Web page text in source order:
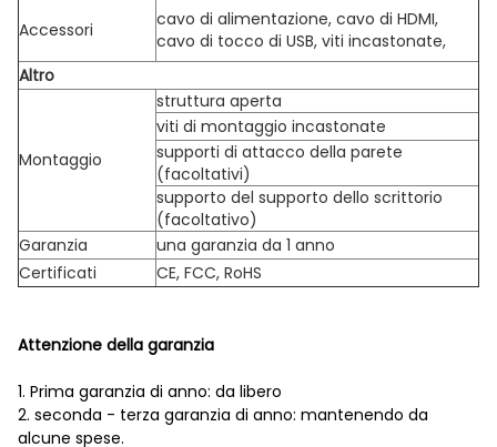
Accessori
cavo di alimentazione, cavo di HDMI,
cavo di tocco di USB, viti incastonate,
Altro
Montaggio
struttura aperta
viti di montaggio incastonate
supporti di attacco della parete
(facoltativi)
supporto del supporto dello scrittorio
(facoltativo)
Garanzia
una garanzia da 1 anno
Certificati
CE, FCC, RoHS
Attenzione della garanzia
1. Prima garanzia di anno: da libero
2. seconda - terza garanzia di anno: mantenendo da
alcune spese.